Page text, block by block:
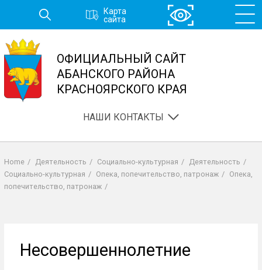
основному
содержанию
Карта
сайта
ОФИЦИАЛЬНЫЙ САЙТ
АБАНСКОГО РАЙОНА
КРАСНОЯРСКОГО КРАЯ
НАШИ КОНТАКТЫ
Строка
навигации
Home / Деятельность / Социально-культурная / Деятельность /
Социально-культурная / Опека, попечительство, патронаж /
Опека,
попечительство, патронаж /
Несовершеннолетние